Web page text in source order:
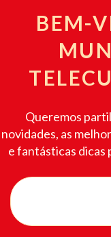
BEM-
Queremos
novidades, as
e fantásticas dicas